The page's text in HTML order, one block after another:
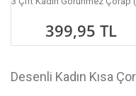
399,95 TL
Desenli Kadın Kısa